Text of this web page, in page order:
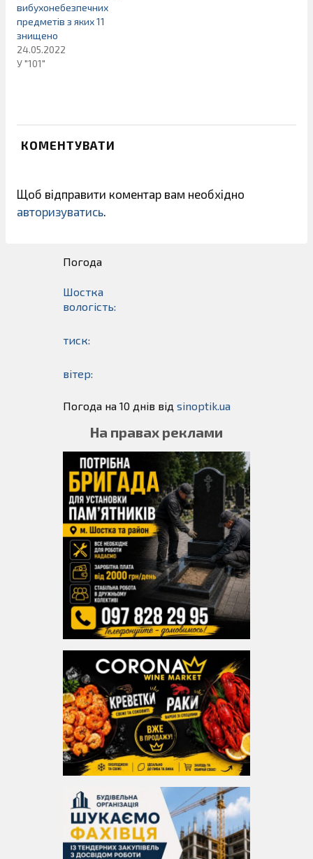
вибухонебезпечних
предметів з яких 11
знищено
24.05.2022
У "101"
КОМЕНТУВАТИ
Щоб відправити коментар вам необхідно
авторизуватись
Погода
Шостка
вологість:
тиск:
вітер:
Погода на 10 днів від sinoptik.ua
На правах реклами